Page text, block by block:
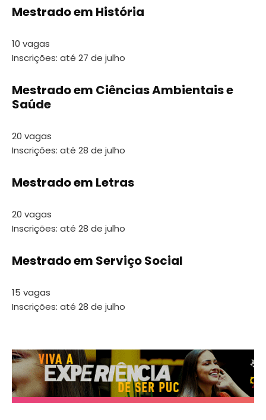
Mestrado em História
10 vagas
Inscrições: até 27 de julho
Mestrado em Ciências Ambientais e
Saúde
20 vagas
Inscrições: até 28 de julho
Mestrado em Letras
20 vagas
Inscrições: até 28 de julho
Mestrado em Serviço Social
15 vagas
Inscrições: até 28 de julho